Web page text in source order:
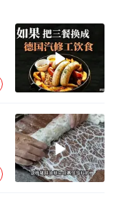
设驶入“快车道”
强大韧性和活力